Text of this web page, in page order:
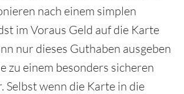
nach einem simplen
im Voraus Geld auf die Karte
nur dieses Guthaben ausgeben
zu einem besonders sicheren
Selbst wenn die Karte in die